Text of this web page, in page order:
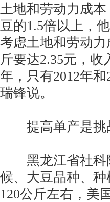
土地和劳动力成
豆的1.5倍以上，
考虑土地和劳动
斤要达2.35元，收
年，只有2012年
瑞锋说。
提高单产是挑
黑龙江省社科
候、大豆品种、
120公斤左右，美